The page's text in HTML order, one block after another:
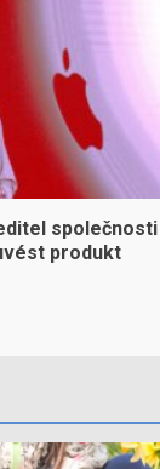
společnosti
produkt